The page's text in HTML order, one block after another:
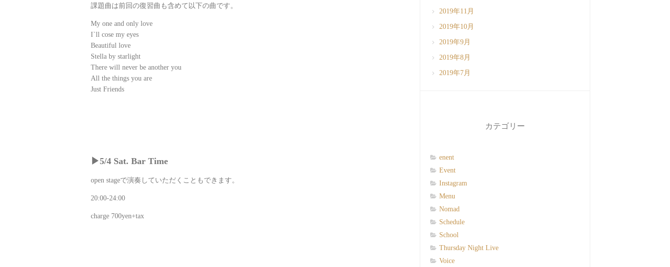
課題曲は前回の復習曲も含めて以下の曲です。
My one and only love
I`ll cose my eyes
Beautiful love
Stella by starlight
There will never be another you
All the things you are
Just Friends
▶︎5/4 Sat. Bar Time
open stageで演奏していただくこともできます。
20:00-24:00
charge 700yen+tax
2019年11月
2019年10月
2019年9月
2019年8月
2019年7月
カテゴリー
enent
Event
Instagram
Menu
Nomad
Schedule
School
Thursday Night Live
Voice